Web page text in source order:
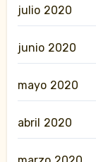
julio 2020
junio 2020
mayo 2020
abril 2020